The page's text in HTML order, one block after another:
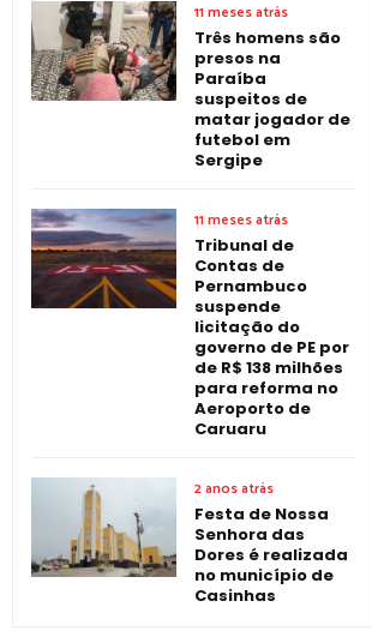
11 meses atrás
Três homens são
presos na
Paraíba
suspeitos de
matar jogador de
futebol em
Sergipe
11 meses atrás
Tribunal de
Contas de
Pernambuco
suspende
licitação do
governo de PE por
de R$ 138 milhões
para reforma no
Aeroporto de
Caruaru
2 anos atrás
Festa de Nossa
Senhora das
Dores é realizada
no município de
Casinhas